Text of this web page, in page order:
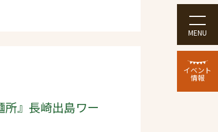
MENU
イベント
情報
』長崎出島ワー